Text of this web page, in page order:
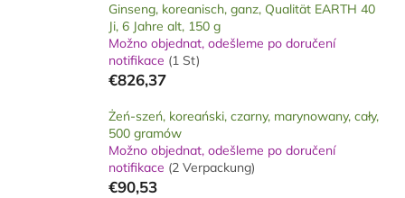
Ginseng, koreanisch, ganz, Qualität EARTH 40
Ji, 6 Jahre alt, 150 g
Možno objednat, odešleme po doručení
notifikace (1 St)
€826,37
Żeń-szeń, koreański, czarny, marynowany, cały,
500 gramów
Možno objednat, odešleme po doručení
notifikace (2 Verpackung)
€90,53